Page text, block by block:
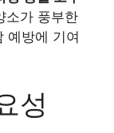
소가 풍부한
예방에 기여
성